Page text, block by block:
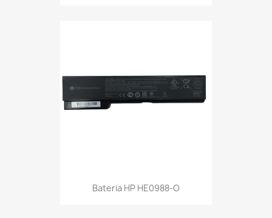
Bateria HP HE0988-O